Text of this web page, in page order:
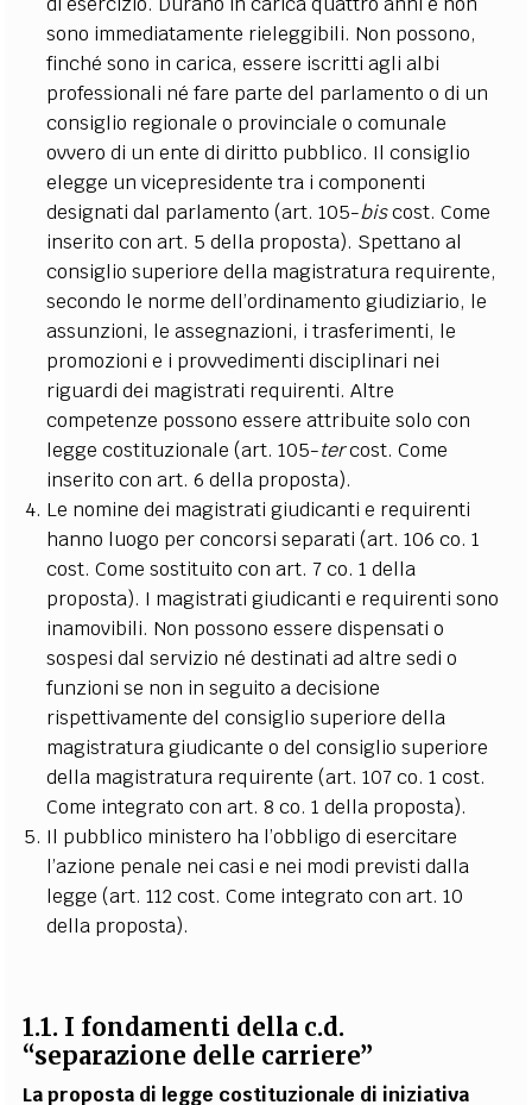
sono immediatamente rieleggibili. Non possono,
finché sono in carica, essere iscritti agli albi
professionali né fare parte del parlamento o di un
consiglio regionale o provinciale o comunale
ovvero di un ente di diritto pubblico. Il consiglio
elegge un vicepresidente tra i componenti
designati dal parlamento (art. 105-biscost. Come
inserito con art. 5 della proposta). Spettano al
consiglio superiore della magistratura requirente,
secondo le norme dell’ordinamento giudiziario, le
assunzioni, le assegnazioni, i trasferimenti, le
promozioni e i provvedimenti disciplinari nei
riguardi dei magistrati requirenti. Altre
competenze possono essere attribuite solo con
legge costituzionale (art. 105-tercost. Come
inserito con art. 6 della proposta).
Le nomine dei magistrati giudicanti e requirenti
hanno luogo per concorsi separati (art. 106 co. 1
cost. Come sostituito con art. 7 co. 1 della
proposta). I magistrati giudicanti e requirenti sono
inamovibili. Non possono essere dispensati o
sospesi dal servizio né destinati ad altre sedi o
funzioni se non in seguito a decisione
rispettivamente del consiglio superiore della
magistratura giudicante o del consiglio superiore
della magistratura requirente (art. 107 co. 1 cost.
Come integrato con art. 8 co. 1 della proposta).
Il pubblico ministero ha l’obbligo di esercitare
l’azione penale nei casi e nei modi previsti dalla
legge (art. 112 cost. Come integrato con art. 10
della proposta).
1.1. I fondamenti della c.d.
“separazione delle carriere”
La proposta di legge costituzionale di iniziativa